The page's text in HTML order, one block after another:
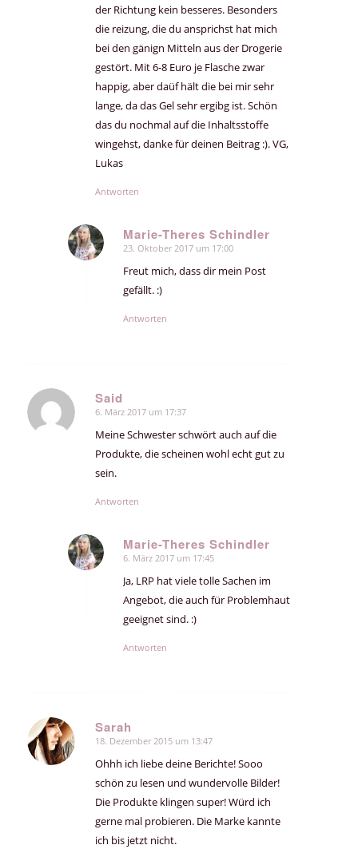
der Richtung kein besseres. Besonders
die reizung, die du ansprichst hat mich
bei den gänign Mitteln aus der Drogerie
gestört. Mit 6-8 Euro je Flasche zwar
happig, aber daüf hält die bei mir sehr
lange, da das Gel sehr ergibg ist. Schön
das du nochmal auf die Inhaltsstoffe
wingehst, danke für deinen Beitrag :). VG,
Lukas
Antworten
Marie-Theres Schindler
sagte:
23. Oktober 2017 um 17:00
Freut mich, dass dir mein Post
gefällt. :)
Antworten
Said
sagte:
6. März 2017 um 17:37
Meine Schwester schwört auch auf die
Produkte, die scheinen wohl echt gut zu
sein.
Antworten
Marie-Theres Schindler
sagte:
6. März 2017 um 17:45
Ja, LRP hat viele tolle Sachen im
Angebot, die auch für Problemhaut
geeignet sind. :)
Antworten
Sarah
sagte:
18. Dezember 2015 um 13:47
Ohhh ich liebe deine Berichte! Sooo
schön zu lesen und wundervolle Bilder!
Die Produkte klingen super! Würd ich
gerne mal probieren. Die Marke kannte
ich bis jetzt nicht.